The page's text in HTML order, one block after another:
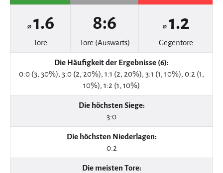
⌀ 1.6
Tore
8:6
Tore (Auswärts)
⌀ 1.2
Gegentore
Die Häufigkeit der Ergebnisse (6):
0:0 (3, 30%), 3:0 (2, 20%), 1:1 (2, 20%), 3:1 (1, 10%), 0:2 (1,
10%), 1:2 (1, 10%)
Die höchsten Siege:
3:0
Die höchsten Niederlagen:
0:2
Die meisten Tore: